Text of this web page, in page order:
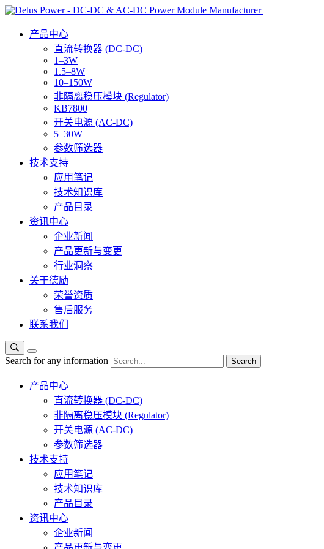
产品中心
直流转换器 (DC-DC)
1–3W
1.5–8W
10–150W
非隔离稳压模块 (Regulator)
KB7800
开关电源 (AC-DC)
5–30W
参数筛选器
技术支持
应用笔记
技术知识库
产品目录
资讯中心
企业新闻
产品更新与变更
行业洞察
关于德励
荣誉资质
售后服务
联系我们
Search for any information Search
产品中心
直流转换器 (DC-DC)
非隔离稳压模块 (Regulator)
开关电源 (AC-DC)
参数筛选器
技术支持
应用笔记
技术知识库
产品目录
资讯中心
企业新闻